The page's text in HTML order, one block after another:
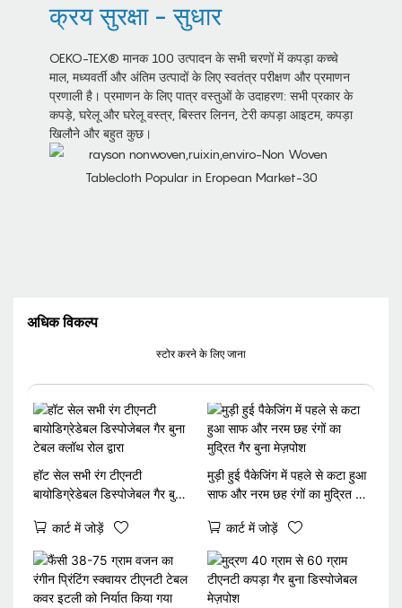
क्रय सुरक्षा - सुधार
OEKO-TEX® मानक 100 उत्पादन के सभी चरणों में कपड़ा कच्चे
माल, मध्यवर्ती और अंतिम उत्पादों के लिए स्वतंत्र परीक्षण और प्रमाणन
प्रणाली है। प्रमाणन के लिए पात्र वस्तुओं के उदाहरण: सभी प्रकार के
कपड़े, घरेलू और घरेलू वस्त्र, बिस्तर लिनन, टेरी कपड़ा आइटम, कपड़ा
खिलौने और बहुत कुछ।
अधिक विकल्प
स्टोर करने के लिए जाना
हॉट सेल सभी रंग टीएनटी
बायोडिग्रेडेबल डिस्पोजेबल गैर बुना
कार्ट में जोड़ें
मुड़ी हुई पैकेजिंग में पहले से कटा हुआ
साफ और नरम छह रंगों का मुद्रित गैर
कार्ट में जोड़ें